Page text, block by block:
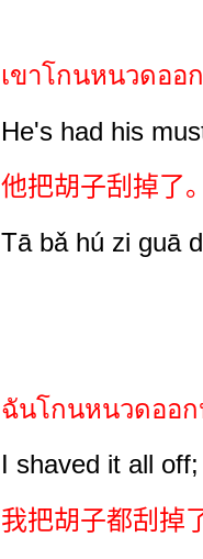
เขาโกนหนวดออ
He's had his
他把胡子刮掉了。
Tā bǎ hú zi guā
ฉันโกนหนวดออ
I shaved it all
我把胡子都刮掉